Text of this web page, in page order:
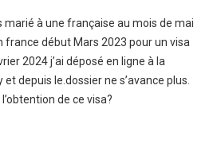
marié à une française au mois de mai
france début Mars 2023 pour un visa
2024 j’ai déposé en ligne à la
depuis le.dossier ne s’avance plus.
de ce visa?